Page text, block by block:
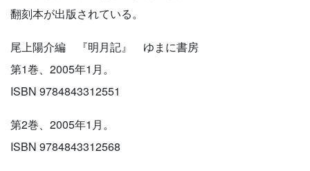
翻刻本が出版されている。
尾上陽介編 『明月記』 ゆまに書房
第1巻、2005年1月。
ISBN 9784843312551
第2巻、2005年1月。
ISBN 9784843312568